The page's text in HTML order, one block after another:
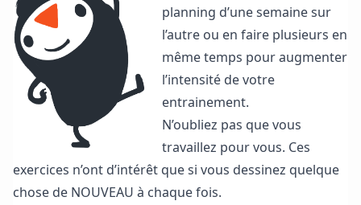
planning d’une semaine sur
l’autre ou en faire plusieurs en
même temps pour augmenter
l’intensité de votre
entrainement.
N’oubliez pas que vous
travaillez pour vous. Ces
exercices n’ont d’intérêt que si vous dessinez quelque
chose de NOUVEAU à chaque fois.